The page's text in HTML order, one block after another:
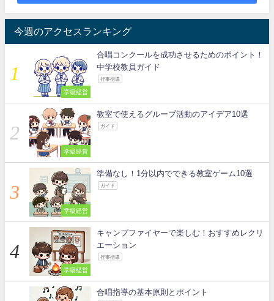
今週のアクセスランキング
学級経営
合唱コンクールを成功させるためのポイント！
中学校教員ガイド
行事指導
学級経営
教室で使えるグループ活動のアイデア10選
ガイド
学級経営
準備なし！1分以内でできる教室ゲーム10選
ガイド
学級経営
キャンプファイヤーで楽しむ！おすすめレクリ
エーション
行事指導
合唱指導の基本原則とポイント